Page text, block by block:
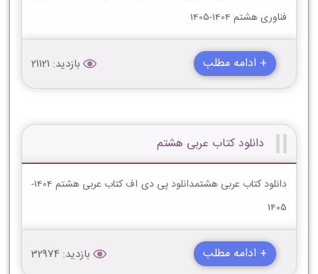
فناوری هشتم 1404-1405
+ ادامه مطلب بازدید: 21121
دانلود کتاب عربی هشتم
دانلود کتاب عربی هشتمدانلود پی دی اف کتاب عربی هشتم 1404-
1405
+ ادامه مطلب بازدید: 32974